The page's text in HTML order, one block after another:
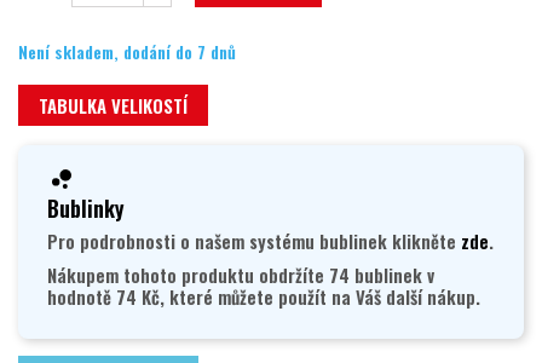
Není skladem, dodání do 7 dnů
TABULKA VELIKOSTÍ
Bublinky
Pro podrobnosti o našem systému bublinek klikněte zde.
Nákupem tohoto produktu obdržíte 74 bublinek v
hodnotě 74 Kč, které můžete použít na Váš další nákup.